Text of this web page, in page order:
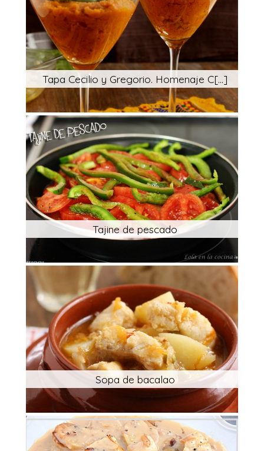
Tapa Cecilio y Gregorio. Homenaje C[...]
Tajine de pescado
Sopa de bacalao